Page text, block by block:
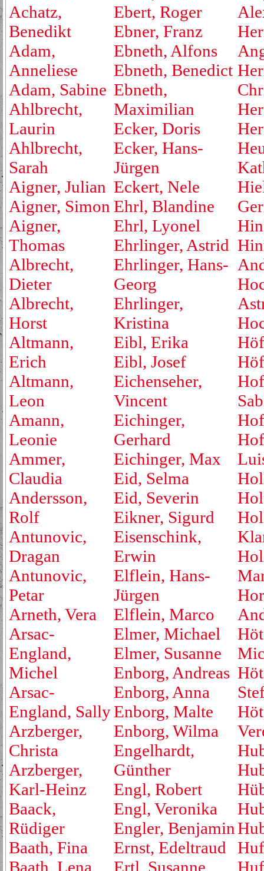
Achatz,
Benedikt
Adam,
Anneliese
Adam, Sabine
Ahlbrecht,
Laurin
Ahlbrecht,
Sarah
Aigner, Julian
Aigner, Simon
Aigner,
Thomas
Albrecht,
Dieter
Albrecht,
Horst
Altmann,
Erich
Altmann,
Leon
Amann,
Leonie
Ammer,
Claudia
Andersson,
Rolf
Antunovic,
Dragan
Antunovic,
Petar
Arneth, Vera
Arsac-
England,
Michel
Arsac-
England, Sally
Arzberger,
Christa
Arzberger,
Karl-Heinz
Baack,
Rüdiger
Baath, Fina
Baath, Lena
Ebert, Roger
Ebner, Franz
Ebneth, Alfons
Ebneth, Benedict
Ebneth,
Maximilian
Ecker, Doris
Ecker, Hans-
Jürgen
Eckert, Nele
Ehrl, Blandine
Ehrl, Lyonel
Ehrlinger, Astrid
Ehrlinger, Hans-
Georg
Ehrlinger,
Kristina
Eibl, Erika
Eibl, Josef
Eichenseher,
Vincent
Eichinger,
Gerhard
Eichinger, Max
Eid, Selma
Eid, Severin
Eikner, Sigurd
Eisenschink,
Erwin
Elflein, Hans-
Jürgen
Elflein, Marco
Elmer, Michael
Elmer, Susanne
Enborg, Andreas
Enborg, Anna
Enborg, Malte
Enborg, Wilma
Engelhardt,
Günther
Engl, Robert
Engl, Veronika
Engler, Benjamin
Ernst, Edeltraud
Ertl, Susanne